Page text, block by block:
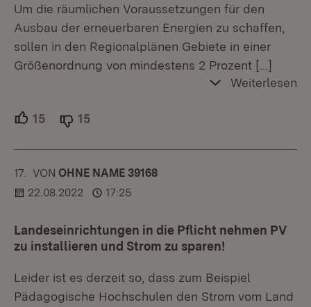
Um die räumlichen Voraussetzungen für den
Ausbau der erneuerbaren Energien zu schaffen,
sollen in den Regionalplänen Gebiete in einer
Größenordnung von mindestens 2 Prozent […]
Weiterlesen
15 Unterstützer.
15
17. KOMMENTAR
VON :OHNE NAME 39168
22.08.2022
17:25
Landeseinrichtungen in die Pflicht nehmen PV
zu installieren und Strom zu sparen!
Leider ist es derzeit so, dass zum Beispiel
Pädagogische Hochschulen den Strom vom Land